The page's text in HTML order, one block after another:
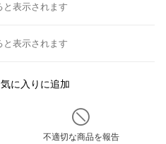
と表示されます
と表示されます
に入りに追加
不適切な商品を報告